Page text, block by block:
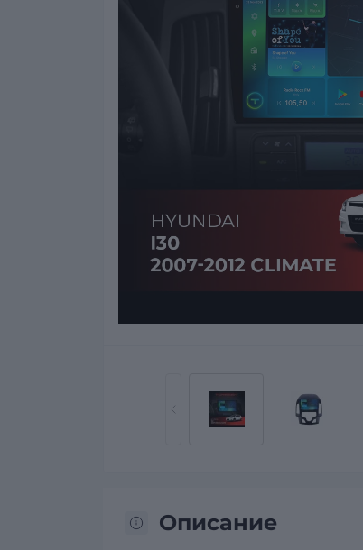
Описание